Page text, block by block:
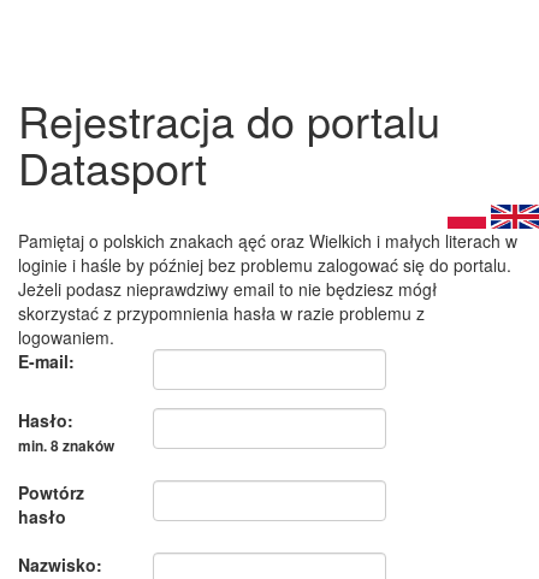
Rejestracja do portalu
Datasport
Pamiętaj o polskich znakach ąęć oraz Wielkich i małych literach w
loginie i haśle by później bez problemu zalogować się do portalu.
Jeżeli podasz nieprawdziwy email to nie będziesz mógł
skorzystać z przypomnienia hasła w razie problemu z
logowaniem.
E-mail:
Hasło:
min. 8 znaków
Powtórz
hasło
Nazwisko: